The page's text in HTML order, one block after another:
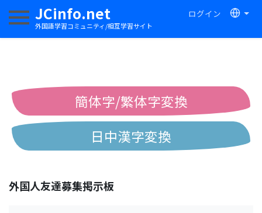
JCinfo.net
外国語学習コミュニティ/相互学習サイト
ログイン
ナビゲーションを切り替える
簡体字/繁体字変換
日中漢字変換
外国人友達募集掲示板